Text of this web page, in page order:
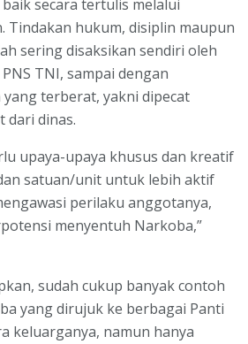
secara tertulis melalui
Tindakan hukum, disiplin maupun
sering disaksikan sendiri oleh
TNI, sampai dengan
terberat, yakni dipecat
dari dinas.
upaya-upaya khusus dan kreatif
satuan/unit untuk lebih aktif
perilaku anggotanya,
menyentuh Narkoba,”
sudah cukup banyak contoh
yang dirujuk ke berbagai Panti
keluarganya, namun hanya